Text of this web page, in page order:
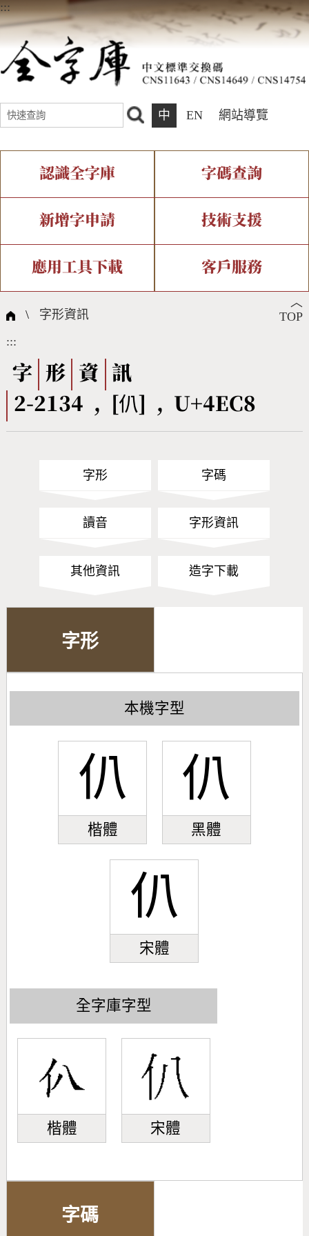
:::
中 EN 網站導覽
認識全字庫
全字庫介紹 全字庫現況
中文碼介紹 專有名詞介紹
國際字碼相關組織
字碼查詢
IDS查詢 部件查詢
複合查詢 注音查詢
筆畫查詢
筆順序查詢
CNS查詢 Unicode查詢
新增字申請
新字申請處理流程
技術支援
字形即時顯示 造字解決方案
全字庫授權 轉碼Web Service
應用工具下載
個人電腦造字處理工具
字形下載
客戶服務
問題集
熱門查詢統計
︿
TOP
\ 字形資訊
:::
字 形 資
訊
2-2134 , [仈] , U+4EC8
字形 字碼
讀音 字形資訊
其他資訊 造字下載
字形
本機字型
仈
楷體
仈
黑體
仈
宋體
全字庫字型
楷體 宋體
字碼